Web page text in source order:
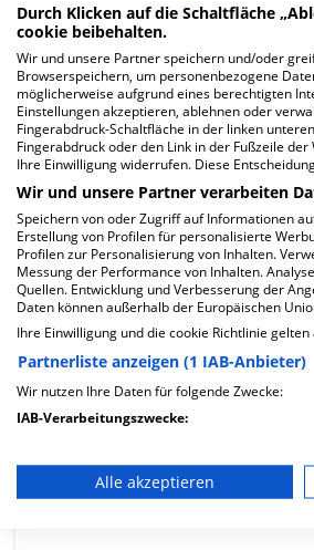
Herzlich Willkommen
Orthopädie Main Med MVZ in der
Mehr Informationen
FAQ
Kaiserstr. 1
Durch Klicken auf die Schaltfläche
cookie beibehalten.
Wir und unsere Partner speichern und/oder
Browserspeichern, um personenbezogene
möglicherweise aufgrund eines berechtigten
Einstellungen akzeptieren, ablehnen oder
Fingerabdruck-Schaltfläche in der linken
Fingerabdruck oder den Link in der Fußzeile
Ihre Einwilligung widerrufen. Diese
Wir und unsere Partner verarbeiten
Speichern von oder Zugriff auf Informationen
Erstellung von Profilen für personalisierte
Profilen zur Personalisierung von Inhalten.
Messung der Performance von Inhalten.
Quellen. Entwicklung und Verbesserung der
Daten können außerhalb der Europäischen
Ihre Einwilligung und die cookie Richtlinie
Partnerliste anzeigen (1 IAB-Anbieter)
Wir nutzen Ihre Daten für folgende Zwecke:
IAB-Verarbeitungszwecke:
Verwendung reduzierter Daten zur
Alle akzeptieren